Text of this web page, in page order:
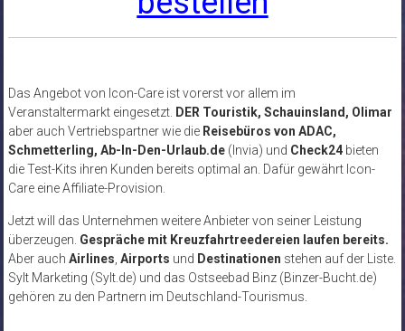
Das Angebot von Icon-Care ist vorerst vor allem im
Veranstaltermarkt eingesetzt. DER Touristik, Schauinsland, Olimar
aber auch Vertriebspartner wie die Reisebüros von ADAC,
Schmetterling, Ab-In-Den-Urlaub.de(Invia) und Check24bieten
die Test-Kits ihren Kunden bereits optimal an. Dafür gewährt Icon-
Care eine Affiliate-Provision.
Jetzt will das Unternehmen weitere Anbieter von seiner Leistung
überzeugen. Gespräche mit Kreuzfahrtreedereien laufen bereits.
Aber auch Airlines Airports und Destinationen stehen auf der Liste.
Sylt Marketing (Sylt.de) und das Ostseebad Binz (Binzer-Bucht.de)
gehören zu den Partnern im Deutschland-Tourismus.